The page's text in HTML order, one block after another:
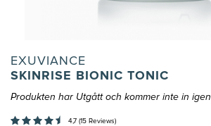
EXUVIANCE
SKINRISE BIONIC TONIC
Produkten har Utgått och kommer inte in igen
4,7 (15 Reviews)